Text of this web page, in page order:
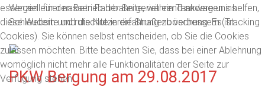
Wegen einer nassen Fahrbahn geriet ein Tankwagen ins
Schleudern und rutschte in die Straßenböschung. Es ist...
PKW Bergung am 29.08.2017
essenziell für den Betrieb der Seite, während andere uns helfen,
diese Website und die Nutzererfahrung zu verbessern (Tracking
Cookies). Sie können selbst entscheiden, ob Sie die Cookies
zulassen möchten. Bitte beachten Sie, dass bei einer Ablehnung
womöglich nicht mehr alle Funktionalitäten der Seite zur
Verfügung stehen.